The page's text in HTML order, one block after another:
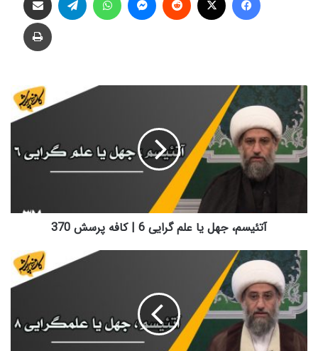
آتئیسم،
جهل
یا
علم
گرایی
|
پرسش
آتئیسم، جهل یا علم گرایی 6 | کافه پرسش 370
آتئیسم،
جهل
علمگرایی
8